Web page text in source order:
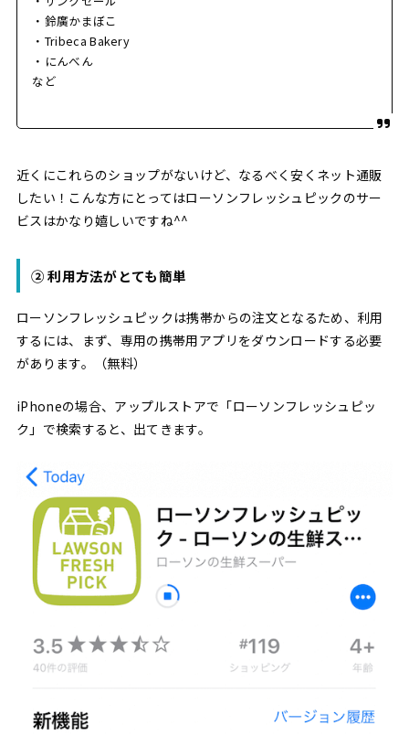
・鈴廣かまぼこ
・Tribeca Bakery
・にんべん
など
近くにこれらのショップがないけど、なるべく安くネット通販
したい！こんな方にとってはローソンフレッシュピックのサー
ビスはかなり嬉しいですね^^
② 利用方法がとても簡単
ローソンフレッシュピックは携帯からの注文となるため、利用
するには、まず、専用の携帯用アプリをダウンロードする必要
があります。（無料）
iPhoneの場合、アップルストアで「ローソンフレッシュピッ
ク」で検索すると、出てきます。